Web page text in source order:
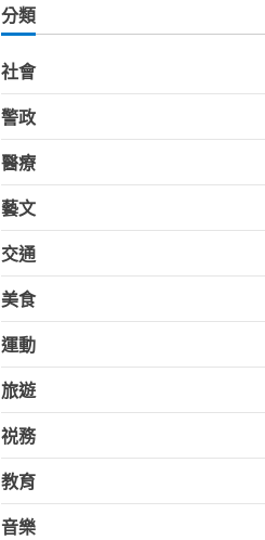
分類
社會
警政
醫療
藝文
交通
美食
運動
旅遊
祱務
教育
音樂